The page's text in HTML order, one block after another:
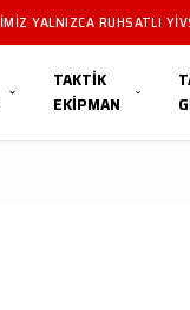
YALNIZCA RUHSATLI
TAKTİK
EKİPMAN